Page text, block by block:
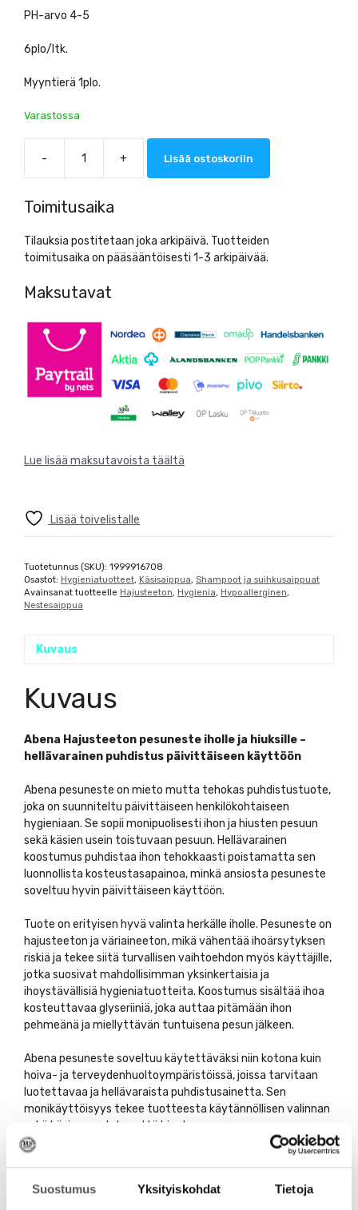
Suostumus Yksityiskohdat Tietoja
PH-arvo 4-5
6plo/ltk.
Myyntierä 1plo.
Varastossa
-
Abena
Hajusteeton
ja
hiuksille
+ Lisää ostoskoriin
Toimitusaika
Tilauksia postitetaan joka arkipäivä. Tuotteiden
toimitusaika on pääsääntöisesti 1-3 arkipäivää.
Maksutavat
Lue lisää maksutavoista täältä
Lisää toivelistalle
Tuotetunnus (SKU): 1999916708
Osastot: Hygieniatuotteet, Käsisaippua, Shampoot ja suihkusaippuat
Avainsanat tuotteelle Hajusteeton, Hygienia, Hypoallerginen,
Nestesaippua
Kuvaus
Kuvaus
Abena Hajusteeton pesuneste iholle ja hiuksille –
hellävarainen puhdistus päivittäiseen käyttöön
Abena pesuneste on mieto mutta tehokas puhdistustuote,
joka on suunniteltu päivittäiseen henkilökohtaiseen
hygieniaan. Se sopii monipuolisesti ihon ja hiusten pesuun
sekä käsien usein toistuvaan pesuun. Hellävarainen
koostumus puhdistaa ihon tehokkaasti poistamatta sen
luonnollista kosteustasapainoa, minkä ansiosta pesuneste
soveltuu hyvin päivittäiseen käyttöön.
Tuote on erityisen hyvä valinta herkälle iholle. Pesuneste on
hajusteeton ja väriaineeton, mikä vähentää ihoärsytyksen
riskiä ja tekee siitä turvallisen vaihtoehdon myös käyttäjille,
jotka suosivat mahdollisimman yksinkertaisia ja
ihoystävällisiä hygieniatuotteita. Koostumus sisältää ihoa
kosteuttavaa glyseriiniä, joka auttaa pitämään ihon
pehmeänä ja miellyttävän tuntuisena pesun jälkeen.
Abena pesuneste soveltuu käytettäväksi niin kotona kuin
hoiva- ja terveydenhuoltoympäristöissä, joissa tarvitaan
luotettavaa ja hellävaraista puhdistusainetta. Sen
monikäyttöisyys tekee tuotteesta käytännöllisen valinnan
sekä käsien, vartalon että hiusten pesuun.
määrä pesunestettä ja pese kädet, vartalo ja/tai hiukset.